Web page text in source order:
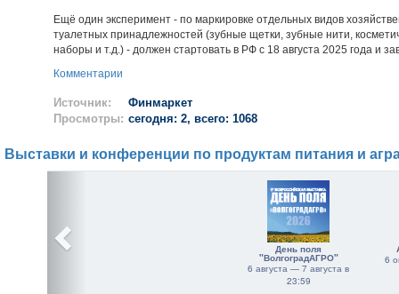
Ещё один эксперимент - по маркировке отдельных видов
туалетных принадлежностей (зубные щетки, зубные нити,
наборы и т.д.) - должен стартовать в РФ с 18 августа 2025 года и
Комментарии
Источник:
Финмаркет
Просмотры: сегодня: 2, всего: 1068
Выставки и конференции по продуктам питания и
День поля
"ВолгоградАГРО"
6 августа — 7 августа в
23:59
6